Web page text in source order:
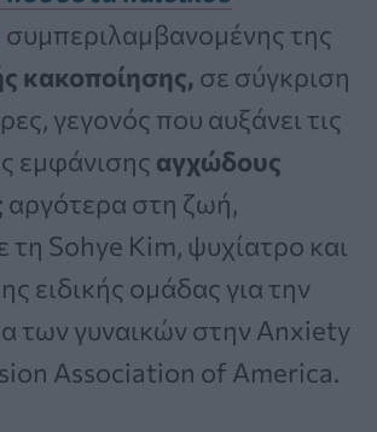
συμπεριλαμβανομένης της
κακοποίησης, σε σύγκριση
γεγονός που αυξάνει τις
εμφάνισης αγχώδους
αργότερα στη ζωή,
Sohye Kim, ψυχίατρο και
ειδικής ομάδας για την
των γυναικών στην Anxiety
Association of America.